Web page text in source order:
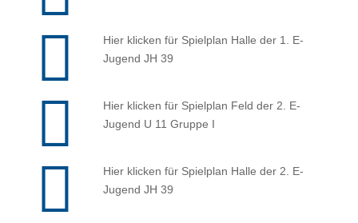
Hier klicken für Spielplan Halle der 1. E-
Jugend JH 39
Hier klicken für Spielplan Feld der 2. E-
Jugend U 11 Gruppe I
Hier klicken für Spielplan Halle der 2. E-
Jugend JH 39